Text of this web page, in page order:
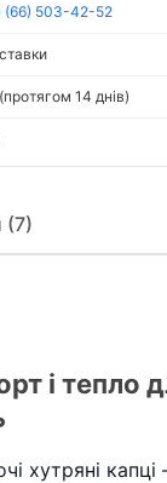
(66) 503-42-52
14 днів)
(7)
і тепло
хутряні